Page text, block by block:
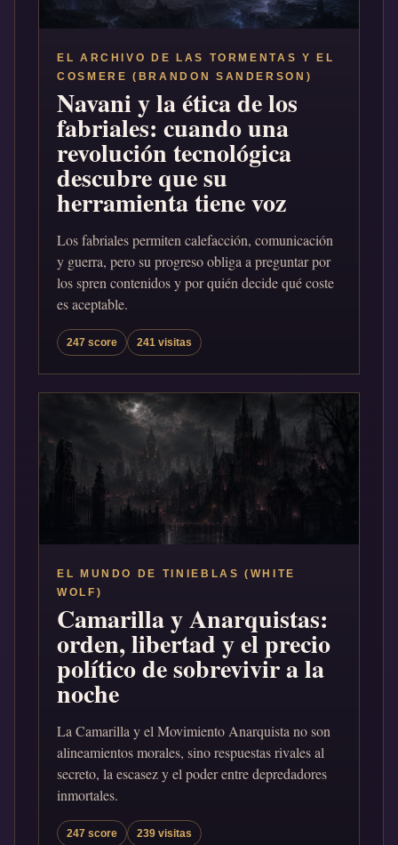
EL ARCHIVO DE LAS TORMENTAS Y EL
COSMERE (BRANDON SANDERSON)
Navani y la ética de los
fabriales: cuando una
revolución tecnológica
descubre que su
herramienta tiene voz
Los fabriales permiten calefacción, comunicación
y guerra, pero su progreso obliga a preguntar por
los spren contenidos y por quién decide qué coste
es aceptable.
247 score 241 visitas
EL MUNDO DE TINIEBLAS (WHITE
WOLF)
Camarilla y Anarquistas:
orden, libertad y el precio
político de sobrevivir a la
noche
La Camarilla y el Movimiento Anarquista no son
alineamientos morales, sino respuestas rivales al
secreto, la escasez y el poder entre depredadores
inmortales.
247 score 239 visitas